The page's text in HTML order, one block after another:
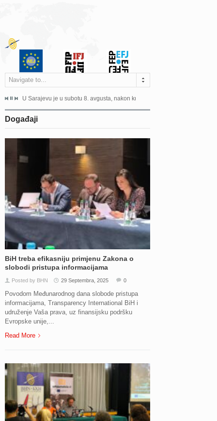
Navigate to...
na zahtjeve za pristup informacijama u zakonskom...
U Sarajevu je u subotu 8. avgusta, nakon kraće bolesti, preminuo
Događaji
BiH treba efikasniju primjenu Zakona o
slobodi pristupa informacijama
Posted by BHN 29 Septembra, 2025 0
Povodom Međunarodnog dana slobode pristupa
informacijama, Transparency International BiH i
udruženje Vaša prava, uz finansijsku podršku
Evropske unije,...
Read More